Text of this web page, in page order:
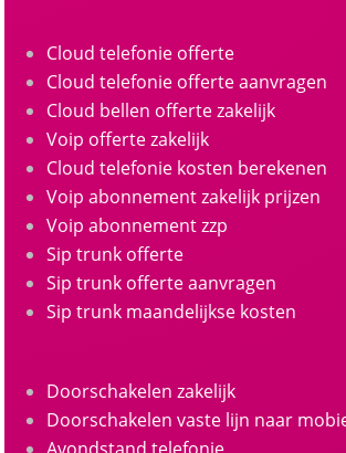
Cloud telefonie offerte
Cloud telefonie offerte aanvragen
Cloud bellen offerte zakelijk
Voip offerte zakelijk
Cloud telefonie kosten berekenen
Voip abonnement zakelijk prijzen
Voip abonnement zzp
Sip trunk offerte
Sip trunk offerte aanvragen
Sip trunk maandelijkse kosten
Doorschakelen zakelijk
Doorschakelen vaste lijn naar